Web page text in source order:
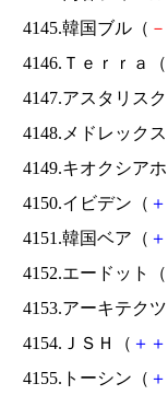
4145.韓国ブル（ －
4146.Ｔｅｒｒａ（
4147.アスタリス
4148.メドレック
4149.キオクシア
4150.イビデン（ ＋
4151.韓国ベア（ ＋
4152.エードット（
4153.アーキテク
4154.ＪＳＨ（ ＋ ＋
4155.トーシン（ ＋